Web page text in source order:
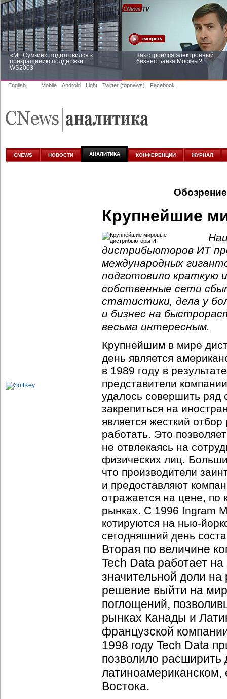
«Mr. Сумкин» подготовился к
прекращению поддержки
WS2003
Как строился электронный
бизнес Банка Москвы?
аналитике
English Mobile Android Light Twitter (topnews) Facebook
CNEWS НОВОСТИ АНАЛИТИКА КОНФЕРЕНЦИИ ЖУРНАЛ
Крупнейшие
дистрибьюторов ИТ
международных
подготовило краткую
собственные сети
статистики, дела у
и бизнес на
весьма интересным.
Крупнейшим в мире
день является
в 1989 году в
представители
удалось совершить ряд
закрепиться на
является жесткий
работать. Это
не отвлекаясь на
физических лиц.
что производители
и предоставляют
отражается на цене, по
рынках. С 1996 Ingram
котируются на нью-
сегодняшний день
Вторая по величине
Tech Data работает
значительной доли
решение выйти на
поглощений,
рынках Канады и
французской
1998 году Tech Data
позволило расширить
латиноамериканском,
Востока.